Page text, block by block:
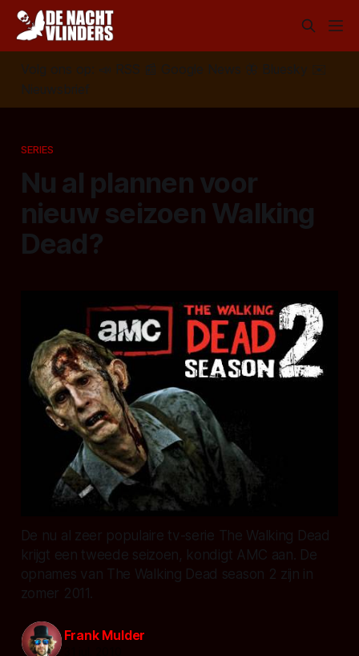
Volg ons op: 📣 RSS 📰 Google News 🦋 Bluesky
✉️
Nieuwsbrief
SERIES
Nu al plannen voor
nieuw seizoen Walking
Dead?
De nu al zeer populaire tv-serie The Walking Dead
krijgt een tweede seizoen, kondigt AMC aan. De
opnames van The Walking Dead season 2 zijn in
zomer 2011.
Frank Mulder